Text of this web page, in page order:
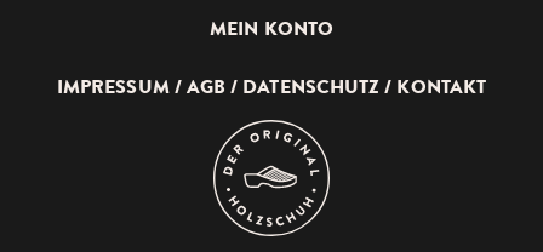
MEIN KONTO
IMPRESSUM AGB DATENSCHUTZ KONTAKT